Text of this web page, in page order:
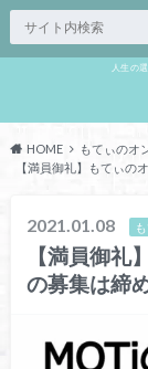
人生の
HOME
もてぃのオ
【満員御礼】もてぃの
2021.01.08
【満員御礼
の募集は締